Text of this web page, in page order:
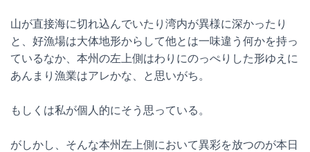
山が直接海に切れ込んでいたり湾内が異様に深かったり
と、好漁場は大体地形からして他とは一味違う何かを持っ
ているなか、本州の左上側はわりにのっぺりした形ゆえに
あんまり漁業はアレかな、と思いがち。
もしくは私が個人的にそう思っている。
がしかし、そんな本州左上側において異彩を放つのが本日